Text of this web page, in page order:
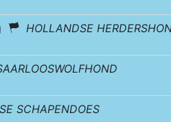
HOLLANDSE
SCHAPENDOES